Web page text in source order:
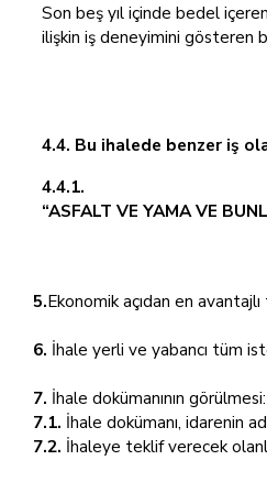
Son beş yıl içinde bedel
ilişkin iş deneyimini gösteren
4.4. Bu ihalede benzer iş
4.4.1.
“ASFALT VE YAMA VE
5.Ekonomik açıdan en
6. İhale yerli ve yabancı tüm
7. İhale dokümanının görülmesi:
7.1. İhale dokümanı, idarenin
7.2. İhaleye teklif verecek